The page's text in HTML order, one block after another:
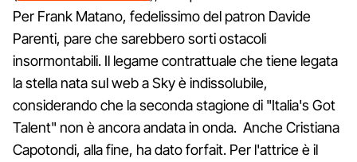
Per Frank Matano, fedelissimo del patron Davide
Parenti, pare che sarebbero sorti ostacoli
insormontabili. Il legame contrattuale che tiene legata
la stella nata sul web a Sky è indissolubile,
considerando che la seconda stagione di "Italia's Got
Talent" non è ancora andata in onda. Anche Cristiana
Capotondi, alla fine, ha dato forfait. Per l'attrice è il